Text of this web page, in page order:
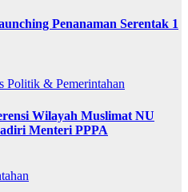
Penanaman Serentak 1
Politik & Pemerintahan
Wilayah Muslimat NU
Menteri PPPA